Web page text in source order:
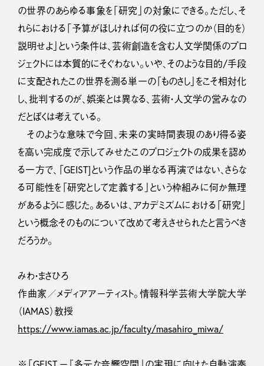
の世界のあらゆる事象を「研究」の対象にできる。ただし、そ
れらにおける「予算がほしければ何の役に立つのか（目的を）
説明せよ」という条件は、芸術創造を含む人文学関係のプロ
ジェクトには本質的にそぐわない。いや、そのような目的/手段
に支配されたこの世界を測る単一の「ものさし」をこそ相対化
し、批判するのが、娯楽とは異なる、芸術・人文学の営みなの
だとぼくは考えている。
そのような意味で今回、未来の実時間表現のあり得る姿
を高い完成度で示してみせたこのプロジェクトの成果を認め
る一方で、「GEIST]という作品の単なる再演ではない、さらな
る可能性を「研究として定義する」という枠組みに何か無理
があるように感じた。あるいは、アカデミズムにおける「研究」
という概念そのものについて改めて考えさせられたと言うべき
だろうか。
みわ・まさひろ
作曲家／メディアアーティスト。情報科学芸術大学院大学
（IAMAS）教授
https://www.iamas.ac.jp/faculty/masahiro_miwa/